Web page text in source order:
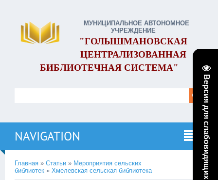
Версия для слабовидящих
МУНИЦИПАЛЬНОЕ АВТОНОМНОЕ
УЧРЕЖДЕНИЕ
"ГОЛЫШМАНОВСКАЯ
ЦЕНТРАЛИЗОВАННАЯ
БИБЛИОТЕЧНАЯ СИСТЕМА"
NAVIGATION
Главная » Статьи » Мероприятия сельских
библиотек » Хмелевcкая сельская библиотека